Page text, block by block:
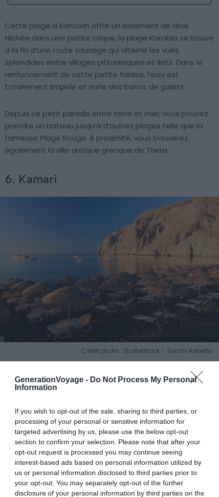
GenerationVoyage - Do Not Process My Personal
Information
If you wish to opt-out of the sale, sharing to third parties, or
processing of your personal or sensitive information for
targeted advertising by us, please use the below opt-out
section to confirm your selection. Please note that after your
opt-out request is processed you may continue seeing
interest-based ads based on personal information utilized by
us or personal information disclosed to third parties prior to
your opt-out. You may separately opt-out of the further
disclosure of your personal information by third parties on the
Cette plage à Santorin offre un isolement de rêve.
Nichée dans une petite crique, la plage Kambia se trouve
à la fin d’une route sauvage qui alterne les vues
splendides entre villages pittoresques et îlots. Dans le
renfoncement de cette petite falaise, l’eau est
totalement limpide et ourle des bancs de galets.
Depuis ce petit paradis entre terre et mer, vous pouvez
prendre un bateau jusqu’à d’autres plages telle que la
fameuse Plage Rouge. À proximité, vous trouverez
également la ville antique grecque de Thera.
6. Kamari
Crédit photo : Shutterstock – Zocchi Roberto
?Localisation :côte est de l’île
Bon à savoir :
à Kamari, vous pourrez pratiquer
une multitude de sports nautiques
La plage de Kamari est célèbre pour sa vue à couper le
souffle sur les falaises. Elle se démarque également par
la profondeur de ses eaux et ses spots parfaits pour la
pratique des sports nautiques. Cette plage où se